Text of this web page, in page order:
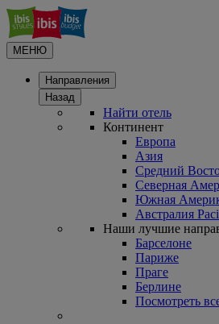
МЕНЮ
Направления
Назад
Найти отель
Континент
Европа
Азия
Средний
Северная
Южная
Австралия
Наши лучшие
Барселоне
Париже
Праге
Берлине
Посмотреть